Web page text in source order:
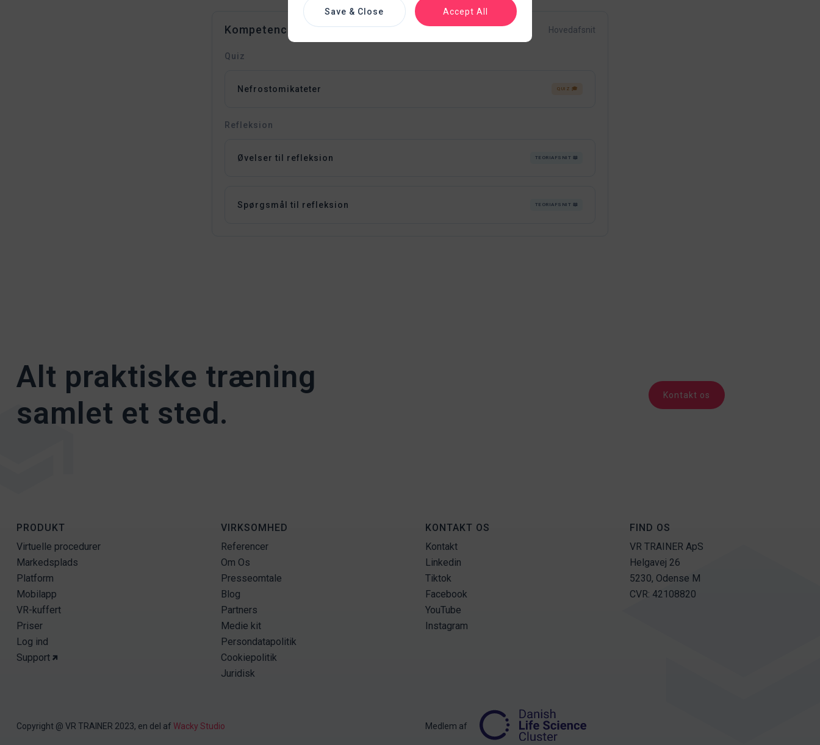
Kompetencer Hovedafsnit
Quiz
Nefrostomikateter QUIZ 🎓
Refleksion
Øvelser til refleksion TEORIAFSNIT 📖
Spørgsmål til refleksion TEORIAFSNIT 📖
Alt praktiske træning
samlet et sted.
Kontakt os
PRODUKT
Virtuelle procedurer
Markedsplads
Platform
Mobilapp
VR-kuffert
Priser
Log ind
Support
VIRKSOMHED
Referencer
Om Os
Presseomtale
Blog
Partners
Medie kit
Persondatapolitik
Cookiepolitik
Juridisk
KONTAKT OS
Kontakt
Linkedin
Tiktok
Facebook
YouTube
Instagram
FIND OS
VR TRAINER ApS
Helgavej 26
5230, Odense M
CVR: 42108820
Copyright @ VR TRAINER 2023, en del af Wacky Studio Medlem af
Save & Close Accept All